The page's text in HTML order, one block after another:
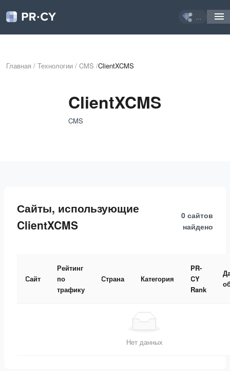
...
Главная / Технологии / CMS /ClientXCMS
ClientXCMS
CMS
Сайты, использующие
ClientXCMS
0 сайтов
найдено
Сайт
Рейтинг
по
трафику
Страна Категория
PR-
CY
Rank
Нет данных